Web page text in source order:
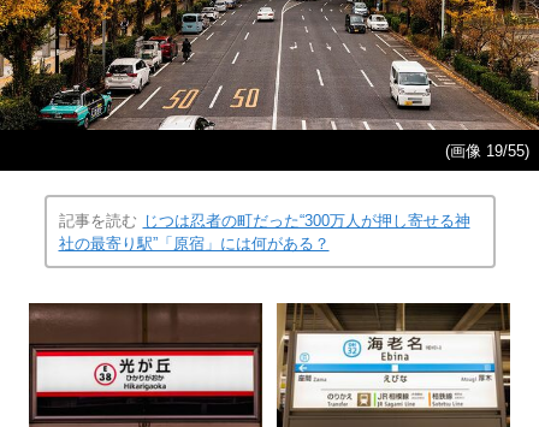
(画像 19/55)
記事を読む じつは忍者の町だった“300万人が押し寄せる神
社の最寄り駅”「原宿」には何がある？